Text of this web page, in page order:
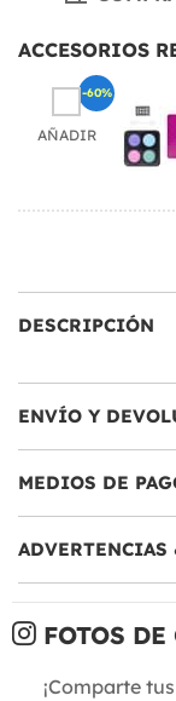
ACCESORIOS
AÑADIR
-60%
DESCRIPCIÓN
ENVÍO Y
MEDIOS DE
ADVERTENCIAS
FOTOS
¡Comparte